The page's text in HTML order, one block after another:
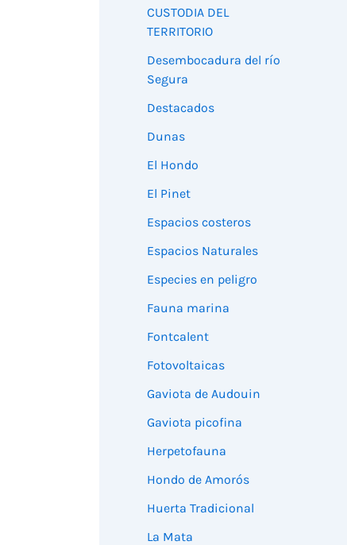
CUSTODIA DEL
TERRITORIO
Desembocadura del río
Segura
Destacados
Dunas
El Hondo
El Pinet
Espacios costeros
Espacios Naturales
Especies en peligro
Fauna marina
Fontcalent
Fotovoltaicas
Gaviota de Audouin
Gaviota picofina
Herpetofauna
Hondo de Amorós
Huerta Tradicional
La Mata